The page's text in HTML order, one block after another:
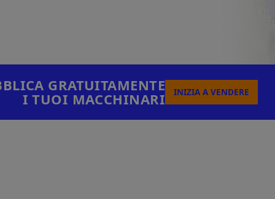
GRATUITAMENTE
I TUOI MACCHINARI INIZIA A VENDERE